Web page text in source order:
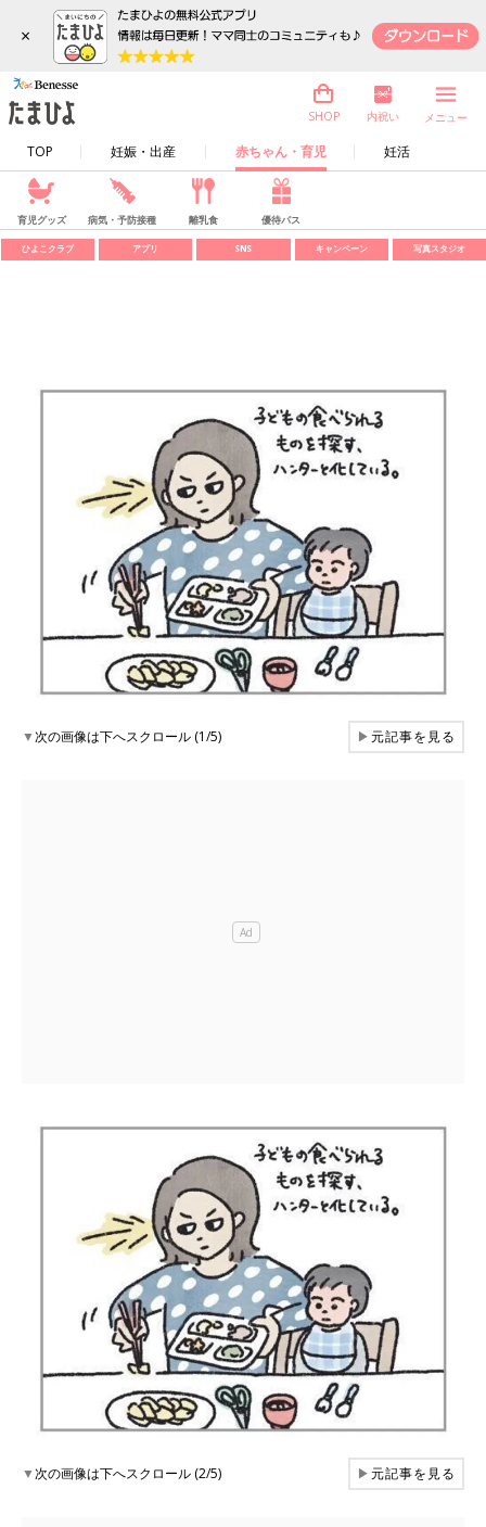
×
TOP 妊娠・出産 赤ちゃん・育児 妊活
SHOP 内祝い メニュー
育児グッズ 病気・予防接種 離乳食 優待パス
ひよこクラブ アプリ SNS キャンペーン 写真スタジオ
▼次の画像は下へスクロール (1/5) ▶元記事を見る
▼次の画像は下へスクロール (2/5) ▶元記事を見る